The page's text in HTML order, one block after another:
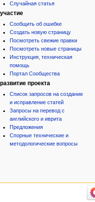
Случайная статья
участие
Сообщить об ошибке
Создать новую страницу
Посмотреть свежие правки
Посмотреть новые страницы
Инструкция, техническая
помощь
Портал Сообщества
развитие проекта
Список запросов на создание
и исправление статей
Запросы на перевод с
английского и иврита
Предложения
Спорные технические и
методологические вопросы
категории